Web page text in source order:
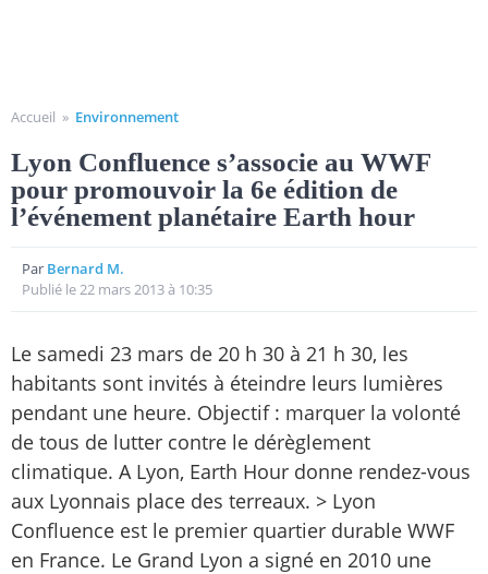
Accueil » Environnement
Lyon Confluence s’associe au WWF
pour promouvoir la 6e édition de
l’événement planétaire Earth hour
Par Bernard M.
Publié le 22 mars 2013 à 10:35
Le samedi 23 mars de 20 h 30 à 21 h 30, les
habitants sont invités à éteindre leurs lumières
pendant une heure. Objectif : marquer la volonté
de tous de lutter contre le dérèglement
climatique. A Lyon, Earth Hour donne rendez-vous
aux Lyonnais place des terreaux. > Lyon
Confluence est le premier quartier durable WWF
en France. Le Grand Lyon a signé en 2010 une